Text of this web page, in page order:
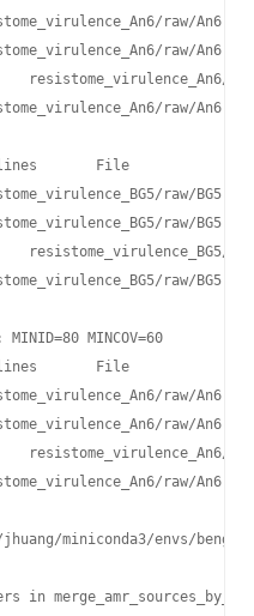
raw/
raw/
raw/
File
raw/
raw/
raw/
MINCOV=60
File
raw/
raw/
raw/
miniconda3/envs/
in